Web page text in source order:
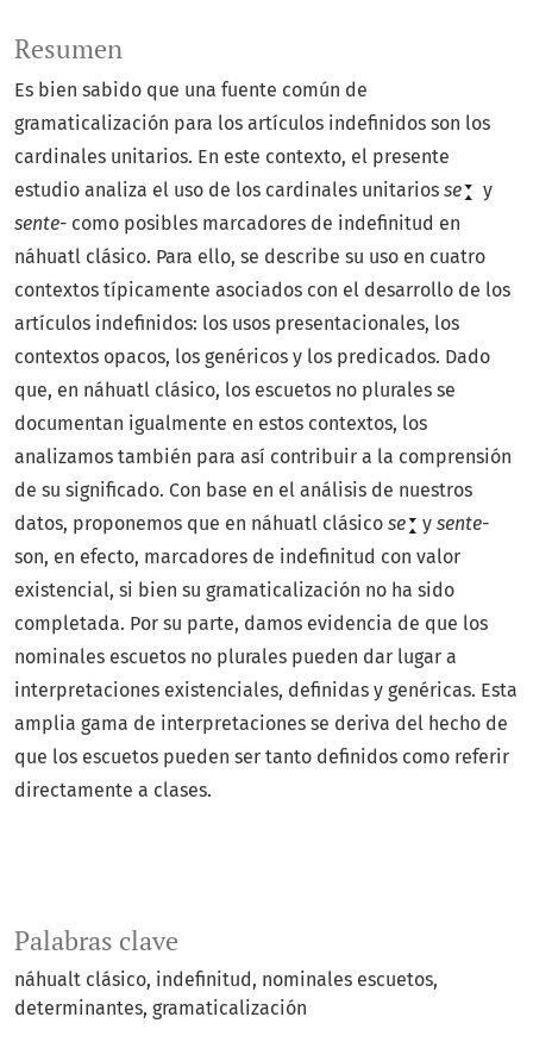
Palabras clave
náhualt clásico indefinitud
nominales escuetos
determinantes gramaticalización
Resumen
Es bien sabido que una fuente común de
gramaticalización para los artículos indefinidos son los
cardinales unitarios. En este contexto, el presente
estudio analiza el uso de los cardinales unitarios se
y
sente- como posibles marcadores de indefinitud en
náhuatl clásico. Para ello, se describe su uso en cuatro
contextos típicamente asociados con el desarrollo de los
artículos indefinidos: los usos presentacionales, los
contextos opacos, los genéricos y los predicados. Dado
que, en náhuatl clásico, los escuetos no plurales se
documentan igualmente en estos contextos, los
analizamos también para así contribuir a la comprensión
de su significado. Con base en el análisis de nuestros
datos, proponemos que en náhuatl clásico se y sente-
son, en efecto, marcadores de indefinitud con valor
existencial, si bien su gramaticalización no ha sido
completada. Por su parte, damos evidencia de que los
nominales escuetos no plurales pueden dar lugar a
interpretaciones existenciales, definidas y genéricas. Esta
amplia gama de interpretaciones se deriva del hecho de
que los escuetos pueden ser tanto definidos como referir
directamente a clases.